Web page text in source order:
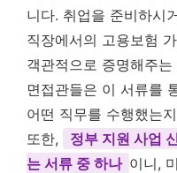
니다. 취업을 준비하시
직장에서의 고용보험
객관적으로 증명해주
면접관들은 이 서류를
어떤 직무를 수행했는
또한,
정부 지원 사업
는 서류 중 하나 이니,